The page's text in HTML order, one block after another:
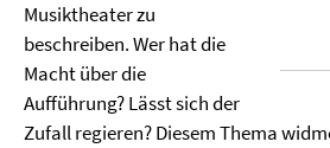
Musiktheater zu
beschreiben. Wer hat die
Macht über die
Aufführung? Lässt sich der
Zufall regieren? Diesem Thema